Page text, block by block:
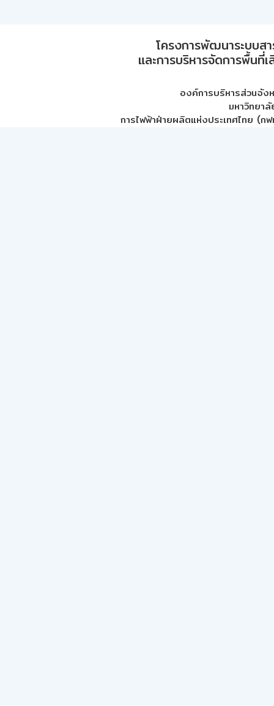
โครงการพัฒนาระบบส
และการบริหารจัดการพื้นที่
องค์การบริหารส่วนจัง
มหาวิทยา
การไฟฟ้าฝ่ายผลิตแห่งประเทศไทย (กฟ